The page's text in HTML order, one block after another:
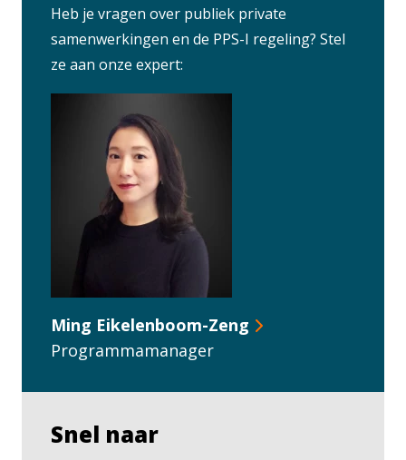
Heb je vragen over publiek private
samenwerkingen en de PPS-I regeling? Stel
ze aan onze expert:
Ming Eikelenboom-Zeng
Programmamanager
Snel naar